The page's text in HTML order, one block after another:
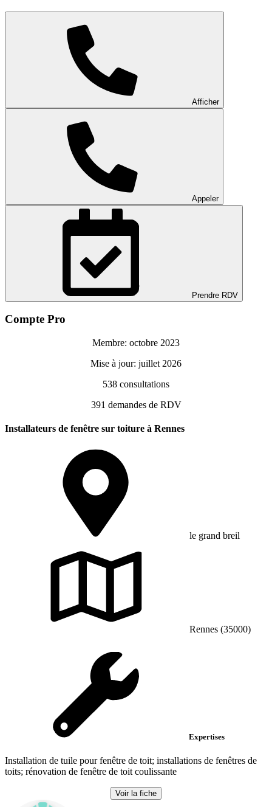
Afficher
Appeler
Prendre RDV
Compte Pro
Membre: octobre 2023
Mise à jour: juillet 2026
538 consultations
391 demandes de RDV
Installateurs de fenêtre sur toiture à Rennes
le grand breil
Rennes (35000)
Expertises
Installation de tuile pour fenêtre de toit; installations de fenêtres de
toits; rénovation de fenêtre de toit coulissante
Voir la fiche